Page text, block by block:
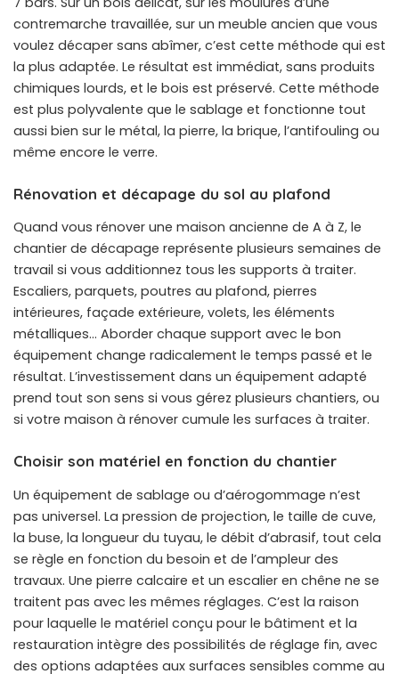
contremarche travaillée, sur un meuble ancien que vous
voulez décaper sans abîmer, c’est cette méthode qui est
la plus adaptée. Le résultat est immédiat, sans produits
chimiques lourds, et le bois est préservé. Cette méthode
est plus polyvalente que le sablage et fonctionne tout
aussi bien sur le métal, la pierre, la brique, l’antifouling ou
même encore le verre.
Rénovation et décapage du sol au plafond
Quand vous rénover une maison ancienne de A à Z, le
chantier de décapage représente plusieurs semaines de
travail si vous additionnez tous les supports à traiter.
Escaliers, parquets, poutres au plafond, pierres
intérieures, façade extérieure, volets, les éléments
métalliques… Aborder chaque support avec le bon
équipement change radicalement le temps passé et le
résultat. L’investissement dans un équipement adapté
prend tout son sens si vous gérez plusieurs chantiers, ou
si votre maison à rénover cumule les surfaces à traiter.
Choisir son matériel en fonction du chantier
Un équipement de sablage ou d’aérogommage n’est
pas universel. La pression de projection, le taille de cuve,
la buse, la longueur du tuyau, le débit d’abrasif, tout cela
se règle en fonction du besoin et de l’ampleur des
travaux. Une pierre calcaire et un escalier en chêne ne se
traitent pas avec les mêmes réglages. C’est la raison
pour laquelle le matériel conçu pour le bâtiment et la
restauration intègre des possibilités de réglage fin, avec
des options adaptées aux surfaces sensibles comme au